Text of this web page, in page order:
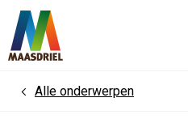
HomeAlle onderwerpen